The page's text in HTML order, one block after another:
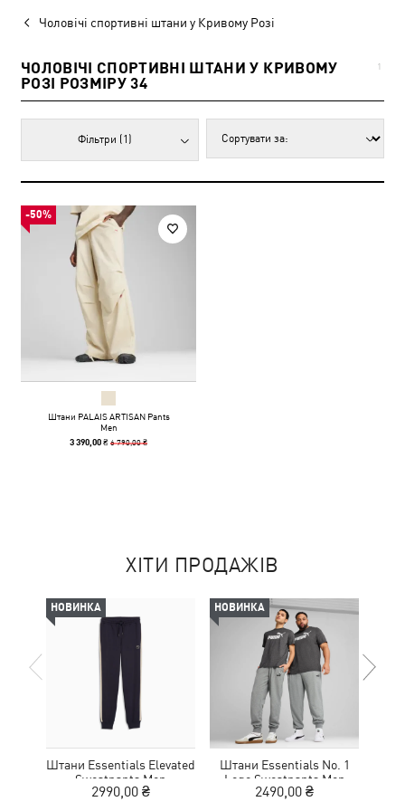
Чоловічі спортивні штани у Кривому Розі
ЧОЛОВІЧІ СПОРТИВНІ ШТАНИ У КРИВОМУ
РОЗІ РОЗМІРУ 34
1
Фільтри (1)
-50%
Штани PALAIS ARTISAN Pants
Men
3 390,00 ₴6 790,00 ₴
ХІТИ ПРОДАЖІВ
НОВИНКА
Штани Essentials Elevated
Sweatpants Men
2990,00 ₴
НОВИНКА
Штани Essentials No. 1
Logo Sweatpants Men
2490,00 ₴